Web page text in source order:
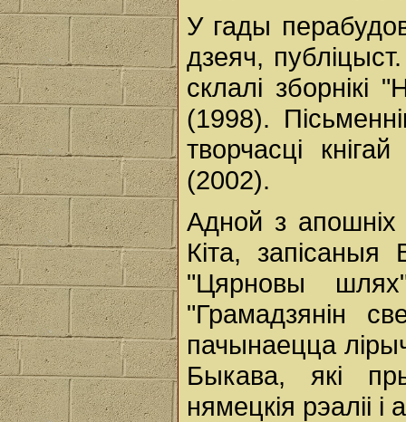
У гады
дзеяч,
склалі
(1998).
творчасці
(2002).
Адной з
Кіта,
"Цярновы
"Грамадзянін
пачынаецца
Быкава, які
нямецкія рэаліі і